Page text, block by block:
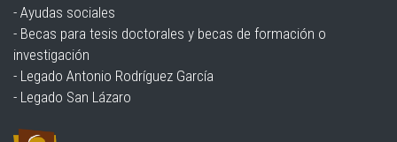
- Ayudas sociales
- Becas para tesis doctorales y becas de formación o
investigación
- Legado Antonio Rodríguez García
- Legado San Lázaro